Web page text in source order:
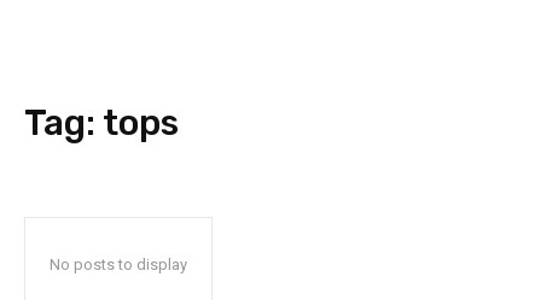
Tag: tops
No posts to display